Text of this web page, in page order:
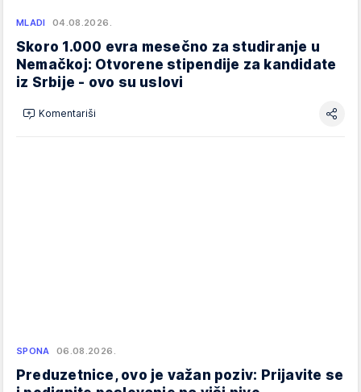
MLADI 04.08.2026.
Skoro 1.000 evra mesečno za studiranje u
Nemačkoj: Otvorene stipendije za kandidate
iz Srbije - ovo su uslovi
Komentariši
SPONA 06.08.2026.
Preduzetnice, ovo je važan poziv: Prijavite se